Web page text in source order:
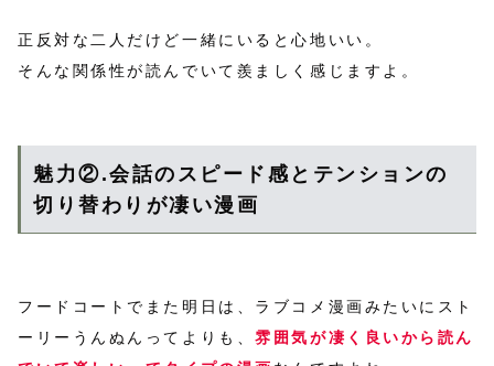
正反対な二人だけど一緒にいると心地いい。
そんな関係性が読んでいて羨ましく感じますよ。
魅力②.会話のスピード感とテンションの
切り替わりが凄い漫画
フードコートでまた明日は、ラブコメ漫画みたいにスト
ーリーうんぬんってよりも、雰囲気が凄く良いから読ん